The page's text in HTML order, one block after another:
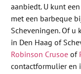
aanbiedt. U kunt
met een barbeque
Scheveningen. Of
in Den Haag of
Robinson Crusoe of
contactformulier en